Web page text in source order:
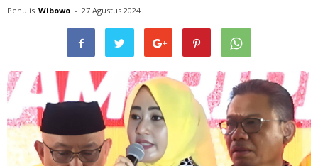
Penulis Wibowo - 27 Agustus 2024